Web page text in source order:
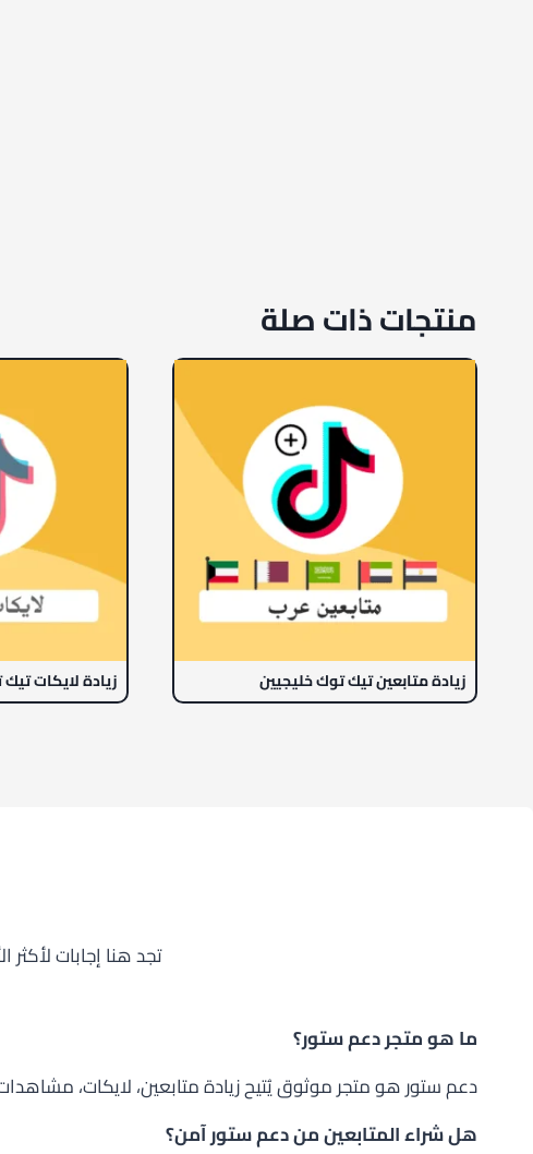
منتجات ذات صلة
زيادة متابعين تيك توك خليجيين
تجد هنا إجابات
ما هو متجر دعم ستور؟
دعم ستور هو متجر موثوق يُتيح زيادة متابعين، لايكات،
هل شراء المتابعين من دعم ستور آمن؟